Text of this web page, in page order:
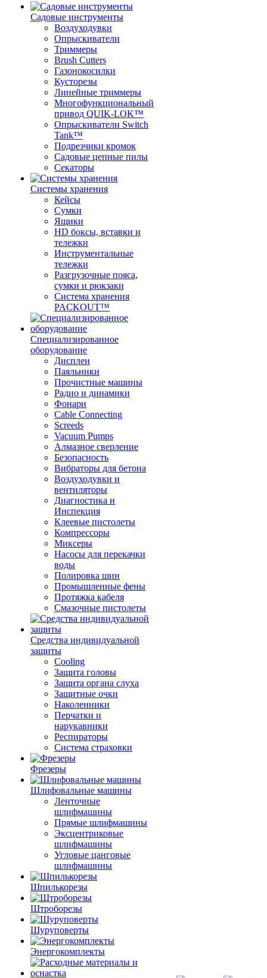
Садовые инструменты
Воздуходувки
Опрыскиватели
Триммеры
Brush Cutters
Газонокосилки
Кусторезы
Линейные триммеры
Многофункциональный
привод QUIK-LOK™
Опрыскиватели Switch
Tank™
Подрезчики кромок
Садовые цепные пилы
Секаторы
Системы хранения
Кейсы
Сумки
Ящики
HD боксы, вставки и
тележки
Инструментальные
тележки
Разгрузочные пояса,
сумки и рюкзаки
Система хранения
PACKOUT™
Специализированное
оборудование
Дисплеи
Паяльники
Прочистные машины
Радио и динамики
Фонари
Cable Connecting
Screeds
Vacuum Pumps
Алмазное сверление
Безопасность
Вибраторы для бетона
Воздуходувки и
вентиляторы
Диагностика и
Инспекция
Клеевые пистолеты
Компрессоры
Миксеры
Насосы для перекачки
воды
Полировка шин
Промышленные фены
Протяжка кабеля
Смазочные пистолеты
Средства индивидуальной
защиты
Cooling
Защита головы
Защита органа слуха
Защитные очки
Наколенники
Перчатки и
нарукавники
Респираторы
Система страховки
Фрезеры
Шлифовальные машины
Ленточные
шлифмашины
Прямые шлифмашины
Эксцентриковые
шлифмашины
Угловые цанговые
шлифмашины
Шпилькорезы
Штроборезы
Шуруповерты
Энергокомплекты